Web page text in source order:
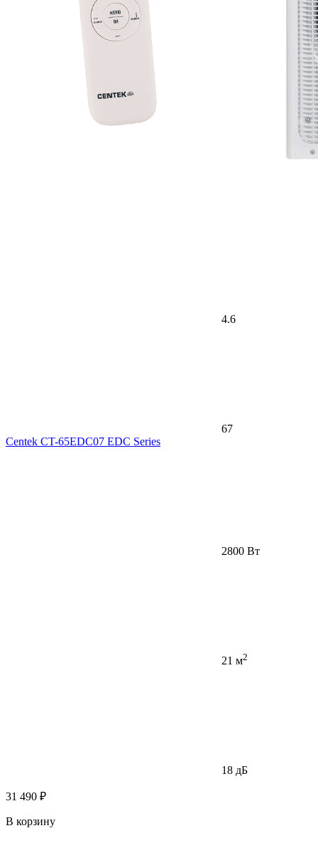
4.6
67
Centek CT-65EDC07 EDC Series
2800 Вт
21 м2
18 дБ
31 490 ₽
В корзину